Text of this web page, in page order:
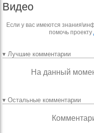
Видео
Если у вас имеются
помочь проекту
▾ Лучшие комментарии
На данный
▾ Остальные комментарии